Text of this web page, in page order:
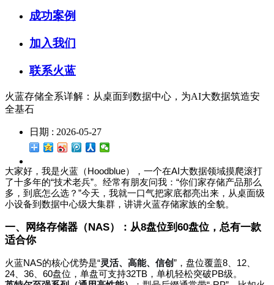
成功案例
加入我们
联系火蓝
火蓝存储全系详解：从桌面到数据中心，为AI大数据筑造安
全基石
日期 : 2026-05-27
大家好，我是火蓝（Hoodblue），一个在AI大数据领域摸爬滚打
了十多年的“技术老兵”。经常有朋友问我：“你们家存储产品那么
多，到底怎么选？”今天，我就一口气把家底都亮出来，从桌面级
小设备到数据中心级大集群，讲讲火蓝存储家族的全貌。
一、网络存储器（NAS）：从8盘位到60盘位，总有一款
适合你
火蓝NAS的核心优势是“灵活、高能、信创” ，盘位覆盖8、12、
24、36、60盘位，单盘可支持32TB，单机轻松突破PB级。